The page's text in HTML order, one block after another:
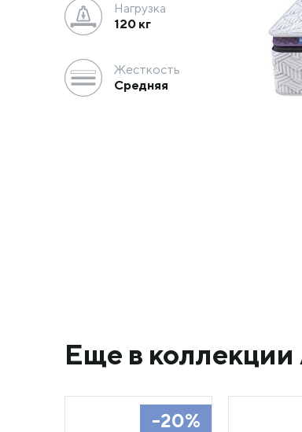
Нагрузка
120 кг
Жесткость
Средняя
Еще в коллекции
-20%